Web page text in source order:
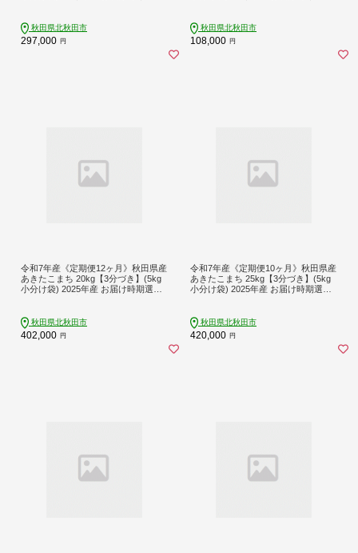
あきたこまち 米どころ 東北 北秋田
市 定期便 毎月お届け]
秋田県北秋田市
297,000 円
あきたこまち 米どころ 東北 北秋田
市 定期便 毎月お届け]
秋田県北秋田市
108,000 円
令和7年産《定期便12ヶ月》秋田県産
あきたこまち 20kg【3分づき】(5kg
小分け袋) 2025年産 お届け時期選べ
あきたこまち 米どころ 東北 北秋田
市 定期便 毎月お届け]
秋田県北秋田市
402,000 円
令和7年産《定期便10ヶ月》秋田県産
あきたこまち 25kg【3分づき】(5kg
小分け袋) 2025年産 お届け時期選べ
あきたこまち 米どころ 東北 北秋田
市 定期便 毎月お届け]
秋田県北秋田市
420,000 円